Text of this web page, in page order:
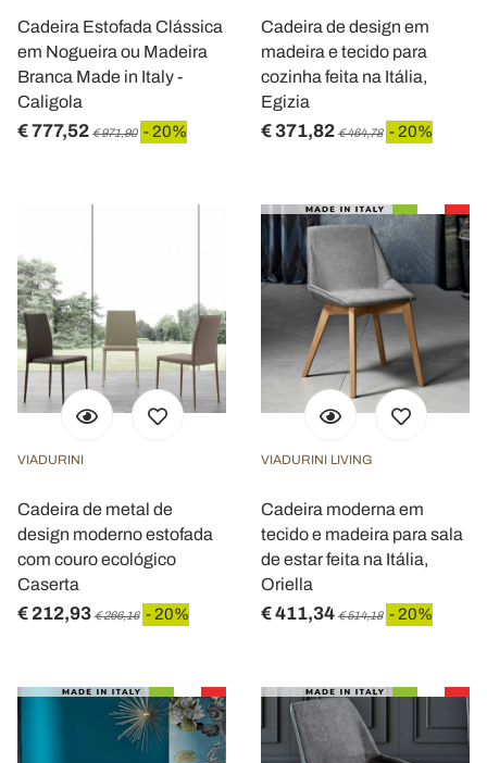
Cadeira Estofada Clássica
em Nogueira ou Madeira
Branca Made in Italy -
Caligola
€ 777,52 € 971,90 - 20%
Cadeira de design em
madeira e tecido para
cozinha feita na Itália,
Egizia
€ 371,82 € 464,78 - 20%
VIADURINI
Cadeira de metal de
design moderno estofada
com couro ecológico
Caserta
€ 212,93 € 266,16 - 20%
VIADURINI LIVING
Cadeira moderna em
tecido e madeira para sala
de estar feita na Itália,
Oriella
€ 411,34 € 514,18 - 20%